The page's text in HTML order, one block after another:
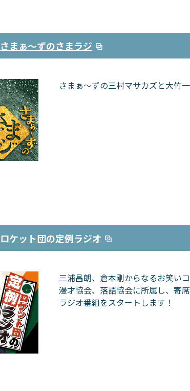
さまぁ～ずのさまラジ
さまぁ～ずの三村マサカズと大竹
ロケット団の定例ラジオ
三浦昌朗、倉本剛からなるお笑い
漫才協会、落語協会に所属し、寄
ラジオ番組をスタートします！